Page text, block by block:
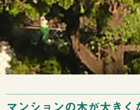
マンションの木が大きく